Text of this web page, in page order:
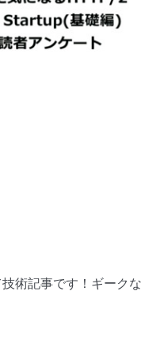
術記事です！ギークな